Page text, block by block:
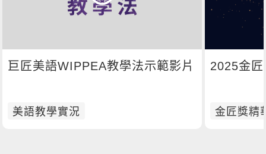
巨匠美語WIPPEA教學法示範影片
美語教學實況
2025金
金匠獎精